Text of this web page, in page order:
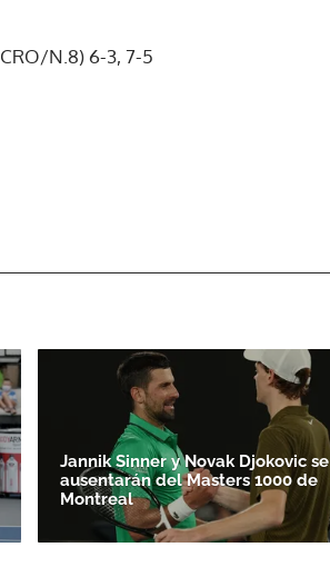
N.8) 6-3, 7-5
Jannik Sinner y Novak Djokovic se
ausentarán del Masters 1000 de
Montreal